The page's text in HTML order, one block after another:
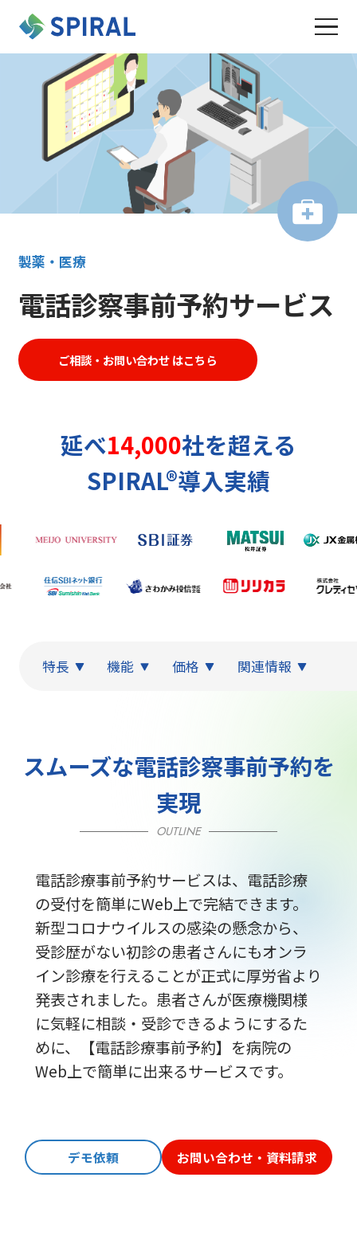
製薬・医療
電話診察事前予約サービス
ご相談・お問い合わせ はこちら
延べ14,000社を超える
SPIRAL®導入実績
特長 機能 価格 関連情報
スムーズな電話診察事前予約を
実現
OUTLINE
電話診療事前予約サービスは、電話診療
の受付を簡単にWeb上で完結できます。
新型コロナウイルスの感染の懸念から、
受診歴がない初診の患者さんにもオンラ
イン診療を行えることが正式に厚労省より
発表されました。患者さんが医療機関様
に気軽に相談・受診できるようにするた
めに、【電話診療事前予約】を病院の
Web上で簡単に出来るサービスです。
デモ依頼 お問い合わせ・資料請求